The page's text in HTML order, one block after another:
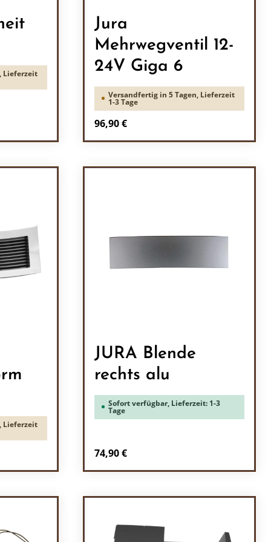
Lieferzeit
Jura
Mehrwegventil 12-
24V Giga 6
Versandfertig in 5 Tagen, Lieferzeit
1-3 Tage
Regulärer Preis:
96,90 €
Lieferzeit
JURA Blende
rechts alu
Sofort verfügbar, Lieferzeit: 1-3
Tage
Regulärer Preis:
74,90 €